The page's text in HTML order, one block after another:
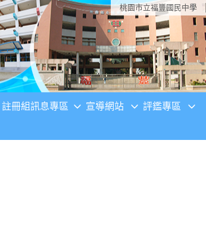
桃園市立福豐國民中學
註冊組訊息專區 宣導網站 評鑑專區